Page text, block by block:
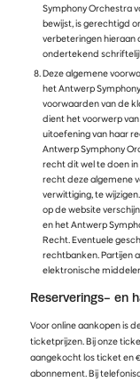
Symphony Orchestra
bewijst, is gerechtigd
verbeteringen hieraan
ondertekend
Deze algemene
het Antwerp
voorwaarden van de
dient het voorwerp
uitoefening van haar
Antwerp Symphony
recht dit wel te doen
recht deze algemene
verwittiging, te
op de website
en het Antwerp
Recht. Eventuele
rechtbanken. Partijen
elektronische
Reserverings- en
Voor online aankopen is
ticketprijzen. Bij onze
aangekocht los ticket en
abonnement. Bij